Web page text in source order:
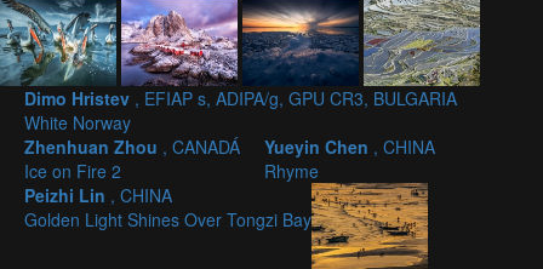
Dimo Hristev , EFIAP s, ADIPA/g, GPU CR3, BULGARIA
White Norway
Zhenhuan Zhou , CANADÁ
Ice on Fire 2
Yueyin Chen , CHINA
Rhyme
Peizhi Lin , CHINA
Golden Light Shines Over Tongzi Bay